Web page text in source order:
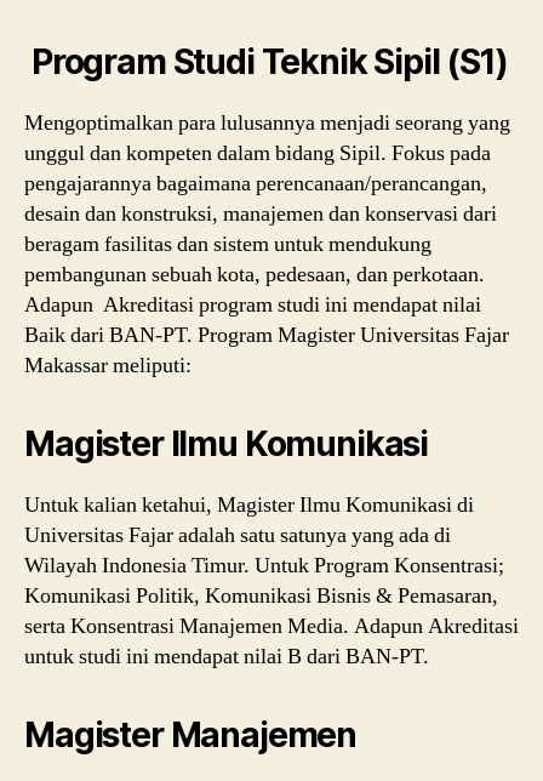
Program Studi Teknik Sipil (S1)
Mengoptimalkan para lulusannya menjadi seorang yang
unggul dan kompeten dalam bidang Sipil. Fokus pada
pengajarannya bagaimana perencanaan/perancangan,
desain dan konstruksi, manajemen dan konservasi dari
beragam fasilitas dan sistem untuk mendukung
pembangunan sebuah kota, pedesaan, dan perkotaan.
Adapun Akreditasi program studi ini mendapat nilai
Baik dari BAN-PT. Program Magister Universitas Fajar
Makassar meliputi:
Magister Ilmu Komunikasi
Untuk kalian ketahui, Magister Ilmu Komunikasi di
Universitas Fajar adalah satu satunya yang ada di
Wilayah Indonesia Timur. Untuk Program Konsentrasi;
Komunikasi Politik, Komunikasi Bisnis & Pemasaran,
serta Konsentrasi Manajemen Media. Adapun Akreditasi
untuk studi ini mendapat nilai B dari BAN-PT.
Magister Manajemen